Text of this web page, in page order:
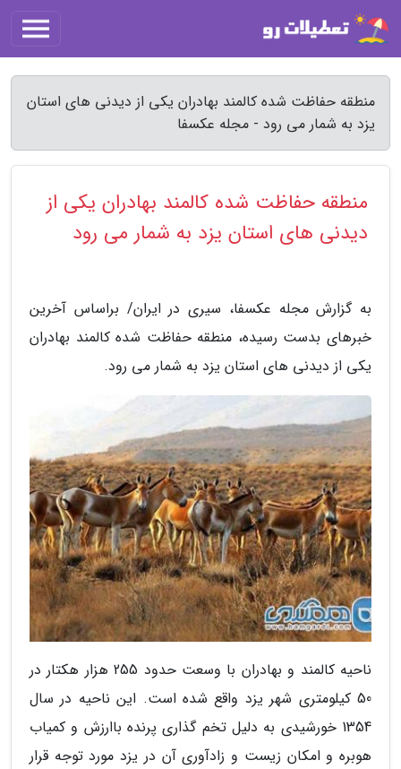
منطقه حفاظت شده کالمند بهادران یکی از دیدنی های استان
یزد به شمار می رود - مجله عکسفا
منطقه حفاظت شده کالمند بهادران یکی از
دیدنی های استان یزد به شمار می رود
به گزارش مجله عکسفا، سیری در ایران/ براساس آخرین
خبرهای بدست رسیده، منطقه حفاظت شده کالمند بهادران
یکی از دیدنی های استان یزد به شمار می رود.
ناحیه کالمند و بهادران با وسعت حدود 255 هزار هکتار در
50 کیلومتری شهر یزد واقع شده است. این ناحیه در سال
1354 خورشیدی به دلیل تخم گذاری پرنده باارزش و کمیاب
هوبره و امکان زیست و زادآوری آن در یزد مورد توجه قرار